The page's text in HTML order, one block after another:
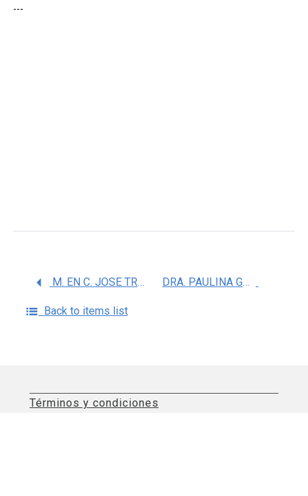
---
M. EN C. JOSE TRINIDAD ALTAMIRANO GOMEZ DRA. PAULINA GOMEZ LOMELI
Back to items list
Términos y condiciones